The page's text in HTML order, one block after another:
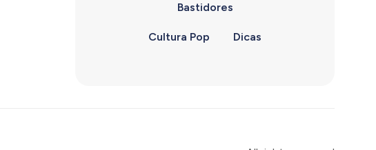
Bastidores
Cultura Pop Dicas